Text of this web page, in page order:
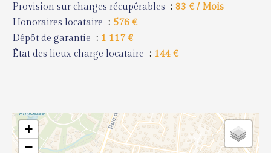
Provision sur charges récupérables
83 € / Mois
Honoraires locataire
576 €
Dépôt de garantie
1 117 €
État des lieux charge locataire
144 €
+
−